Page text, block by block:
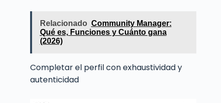
Relacionado Community Manager:
Qué es, Funciones y Cuánto gana
(2026)
Completar el perfil con exhaustividad y
autenticidad